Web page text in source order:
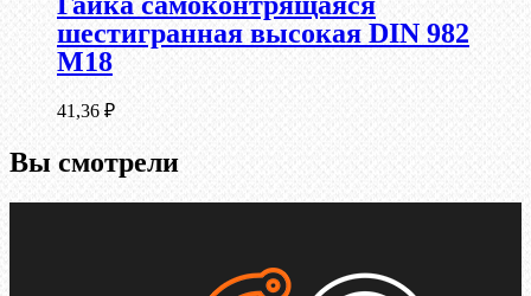
шестигранная высокая DIN 982
М18
41,36 ₽
Вы смотрели